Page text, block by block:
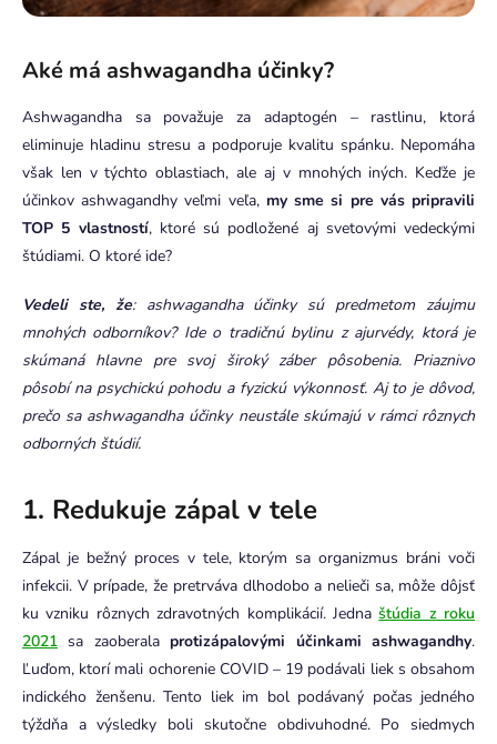
Aké má ashwagandha účinky?
Ashwagandha sa považuje za adaptogén – rastlinu, ktorá
eliminuje hladinu stresu a podporuje kvalitu spánku. Nepomáha
však len v týchto oblastiach, ale aj v mnohých iných. Keďže je
účinkov ashwagandhy veľmi veľa, my sme si pre vás pripravili
TOP 5 vlastností, ktoré sú podložené aj svetovými vedeckými
štúdiami. O ktoré ide?
Vedeli ste, že: ashwagandha účinky sú predmetom záujmu
mnohých odborníkov? Ide o tradičnú bylinu z ajurvédy, ktorá je
skúmaná hlavne pre svoj široký záber pôsobenia. Priaznivo
pôsobí na psychickú pohodu a fyzickú výkonnosť. Aj to je dôvod,
prečo sa ashwagandha účinky neustále skúmajú v rámci rôznych
odborných štúdií.
1. Redukuje zápal v tele
Zápal je bežný proces v tele, ktorým sa organizmus bráni voči
infekcii. V prípade, že pretrváva dlhodobo a nelieči sa, môže dôjsť
ku vzniku rôznych zdravotných komplikácií. Jednaštúdia z roku
2021 sa zaoberala protizápalovými účinkami ashwagandhy.
Ľuďom, ktorí mali ochorenie COVID – 19 podávali liek s obsahom
indického ženšenu. Tento liek im bol podávaný počas jedného
týždňa a výsledky boli skutočne obdivuhodné. Po siedmych